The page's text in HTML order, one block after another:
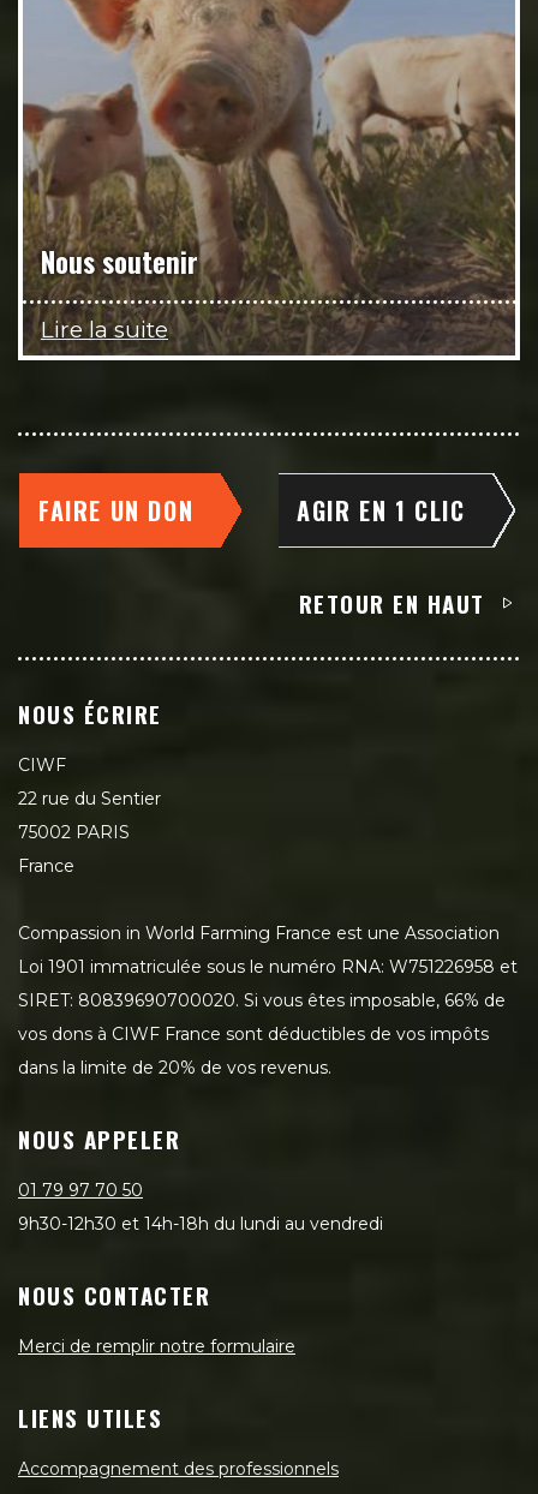
Nous soutenir
Lire la suite
FAIRE UN DON AGIR EN 1 CLIC
RETOUR EN HAUT
NOUS ÉCRIRE
CIWF
22 rue du Sentier
75002 PARIS
France
Compassion in World Farming France est une Association
Loi 1901 immatriculée sous le numéro RNA: W751226958 et
SIRET: 80839690700020. Si vous êtes imposable, 66% de
vos dons à CIWF France sont déductibles de vos impôts
dans la limite de 20% de vos revenus.
NOUS APPELER
01 79 97 70 50
9h30-12h30 et 14h-18h du lundi au vendredi
NOUS CONTACTER
Merci de remplir notre formulaire
LIENS UTILES
Accompagnement des professionnels